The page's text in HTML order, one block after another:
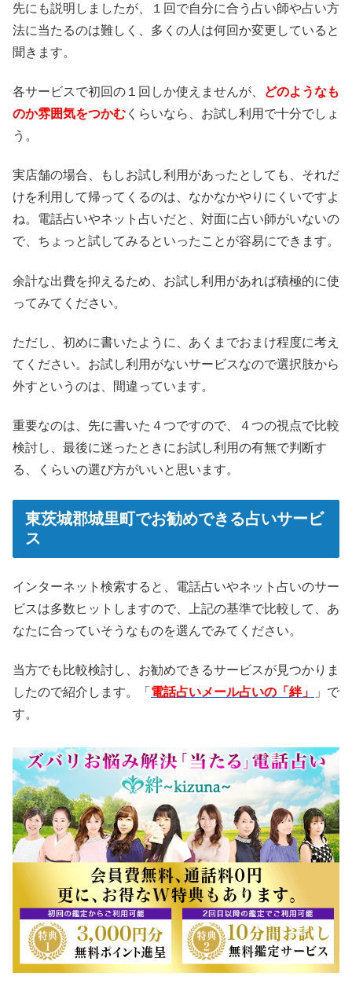
先にも説明しましたが、１回で自分に合う占い師や占い方
法に当たるのは難しく、多くの人は何回か変更していると
聞きます。
各サービスで初回の１回しか使えませんが、
どのようなも
のか雰囲気をつかむ くらいなら、お試し利用で十分でしょ
う。
実店舗の場合、もしお試し利用があったとしても、それだ
けを利用して帰ってくるのは、なかなかやりにくいですよ
ね。電話占いやネット占いだと、対面に占い師がいないの
で、ちょっと試してみるといったことが容易にできます。
余計な出費を抑えるため、お試し利用があれば積極的に使
ってみてください。
ただし、初めに書いたように、あくまでおまけ程度に考え
てください。お試し利用がないサービスなので選択肢から
外すというのは、間違っています。
重要なのは、先に書いた４つですので、４つの視点で比較
検討し、最後に迷ったときにお試し利用の有無で判断す
る、くらいの選び方がいいと思います。
東茨城郡城里町でお勧めできる占いサービ
ス
インターネット検索すると、電話占いやネット占いのサー
ビスは多数ヒットしますので、上記の基準で比較して、あ
なたに合っていそうなものを選んでみてください。
当方でも比較検討し、お勧めできるサービスが見つかりま
したので紹介します。「 電話占いメール占いの「絆」
」で
す。